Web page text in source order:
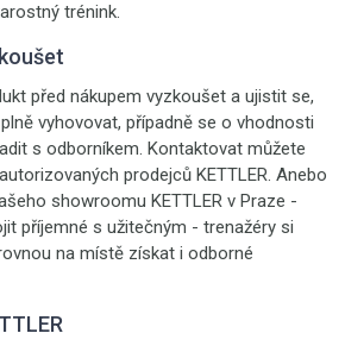
trénink.
před nákupem vyzkoušet a ujistit se,
vyhovovat, případně se o vhodnosti
s odborníkem. Kontaktovat můžete
prodejců KETTLER. Anebo
showroomu KETTLER v Praze -
příjemné s užitečným - trenažéry si
na místě získat i odborné